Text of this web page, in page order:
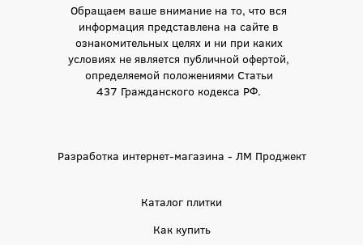
Обращаем ваше внимание на то, что вся
информация представлена на сайте в
ознакомительных целях и ни при каких
условиях не является публичной офертой,
определяемой положениями Статьи
437 Гражданского кодекса РФ.
Разработка интернет-магазина - ЛМ Проджект
Каталог плитки
Как купить